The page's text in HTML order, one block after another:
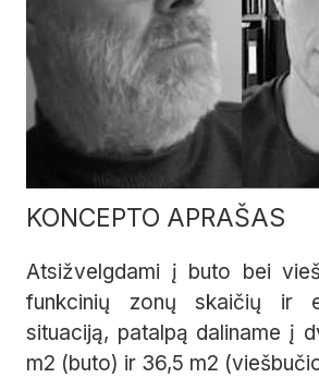
KONCEPTO APRAŠAS
Atsižvelgdami į buto bei
funkcinių zonų skaičių ir
situaciją, patalpą daliname į
m2 (buto) ir 36,5 m2